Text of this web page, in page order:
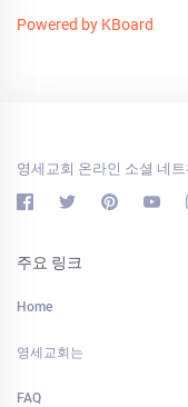
Powered by KBoard
영세교회 온라인 소셜 네
주요 링크
Home
영세교회는
FAQ